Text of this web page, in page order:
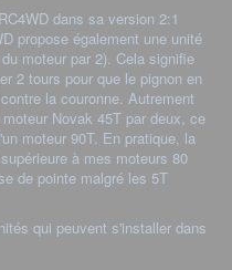
dans sa version 2:1
propose également une unité
moteur par 2). Cela signifie
2 tours pour que le pignon en
la couronne. Autrement
Novak 45T par deux, ce
moteur 90T. En pratique, la
à mes moteurs 80
de pointe malgré les 5T
qui peuvent s'installer dans